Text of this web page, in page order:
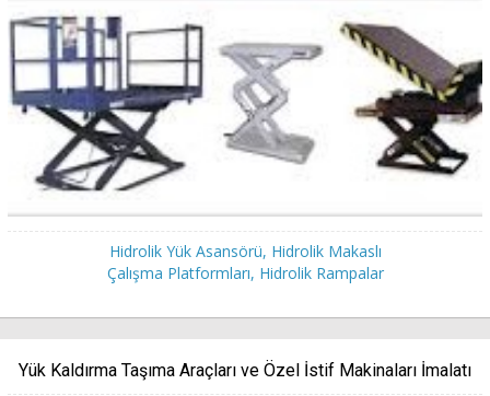
Hidrolik Yük Asansörü, Hidrolik Makaslı
Çalışma Platformları, Hidrolik Rampalar
Yük Kaldırma Taşıma Araçları ve Özel İstif Makinaları İmalatı